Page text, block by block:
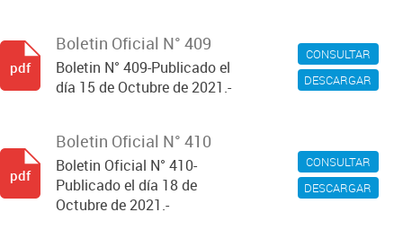
CONSULTAR
DESCARGAR
Boletin Oficial N° 409
Boletin N° 409-Publicado el
día 15 de Octubre de 2021.-
pdf
CONSULTAR
DESCARGAR
Boletin Oficial N° 410
Boletin Oficial N° 410-
Publicado el día 18 de
Octubre de 2021.-
pdf